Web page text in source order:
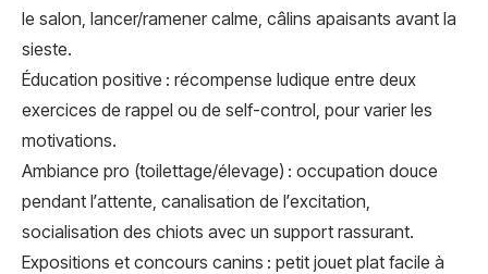
le salon, lancer/ramener calme, câlins apaisants avant la
sieste.
Éducation positive : récompense ludique entre deux
exercices de rappel ou de self-control, pour varier les
motivations.
Ambiance pro (toilettage/élevage) : occupation douce
pendant l’attente, canalisation de l’excitation,
socialisation des chiots avec un support rassurant.
Expositions et concours canins : petit jouet plat facile à